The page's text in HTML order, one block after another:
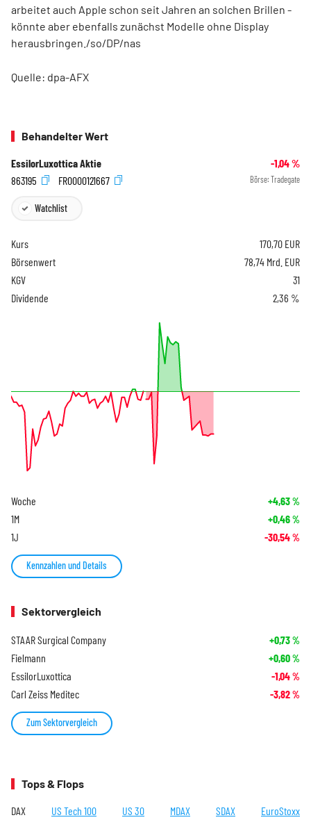
arbeitet auch Apple schon seit Jahren an solchen Brillen -
könnte aber ebenfalls zunächst Modelle ohne Display
herausbringen./so/DP/nas
Quelle: dpa-AFX
Behandelter Wert
EssilorLuxottica Aktie -1,04%
863195
FR0000121667 Börse: Tradegate
Watchlist
Kurs 170,70 EUR
Börsenwert
78,74 Mrd. EUR
KGV
31
Dividende
2,36 %
Woche +4,63%
1M +0,46%
1J -30,54%
Kennzahlen und Details
Sektorvergleich
STAAR Surgical Company +0,73%
Fielmann +0,60%
EssilorLuxottica -1,04%
Carl Zeiss Meditec -3,82%
Zum Sektorvergleich
Tops & Flops
DAX US Tech 100 US 30 MDAX SDAX EuroStoxx